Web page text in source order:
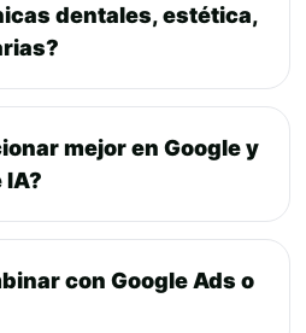
dentales, estética,
mejor en Google y
con Google Ads o